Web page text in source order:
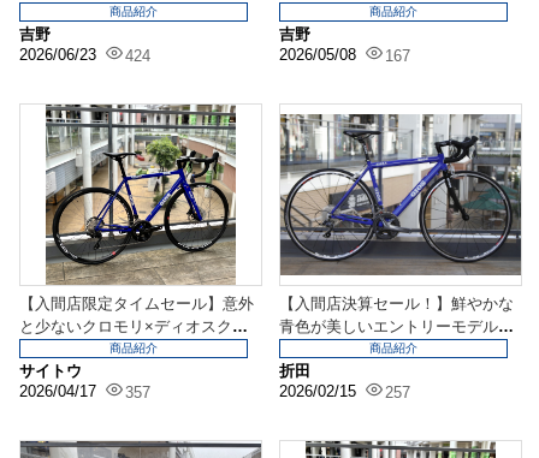
MPIOが入荷し...
吉野
2026/06/23
424
商品紹介
MPIOが入荷し...
吉野
2026/05/08
167
商品紹介
【入間店限定タイムセール】意外
と少ないクロモリ×ディオスク「G
IOS REGIN...
サイトウ
2026/04/17
357
商品紹介
【入間店決算セール！】鮮やかな
青色が美しいエントリーモデルも
折田
2026/02/15
257
商品紹介